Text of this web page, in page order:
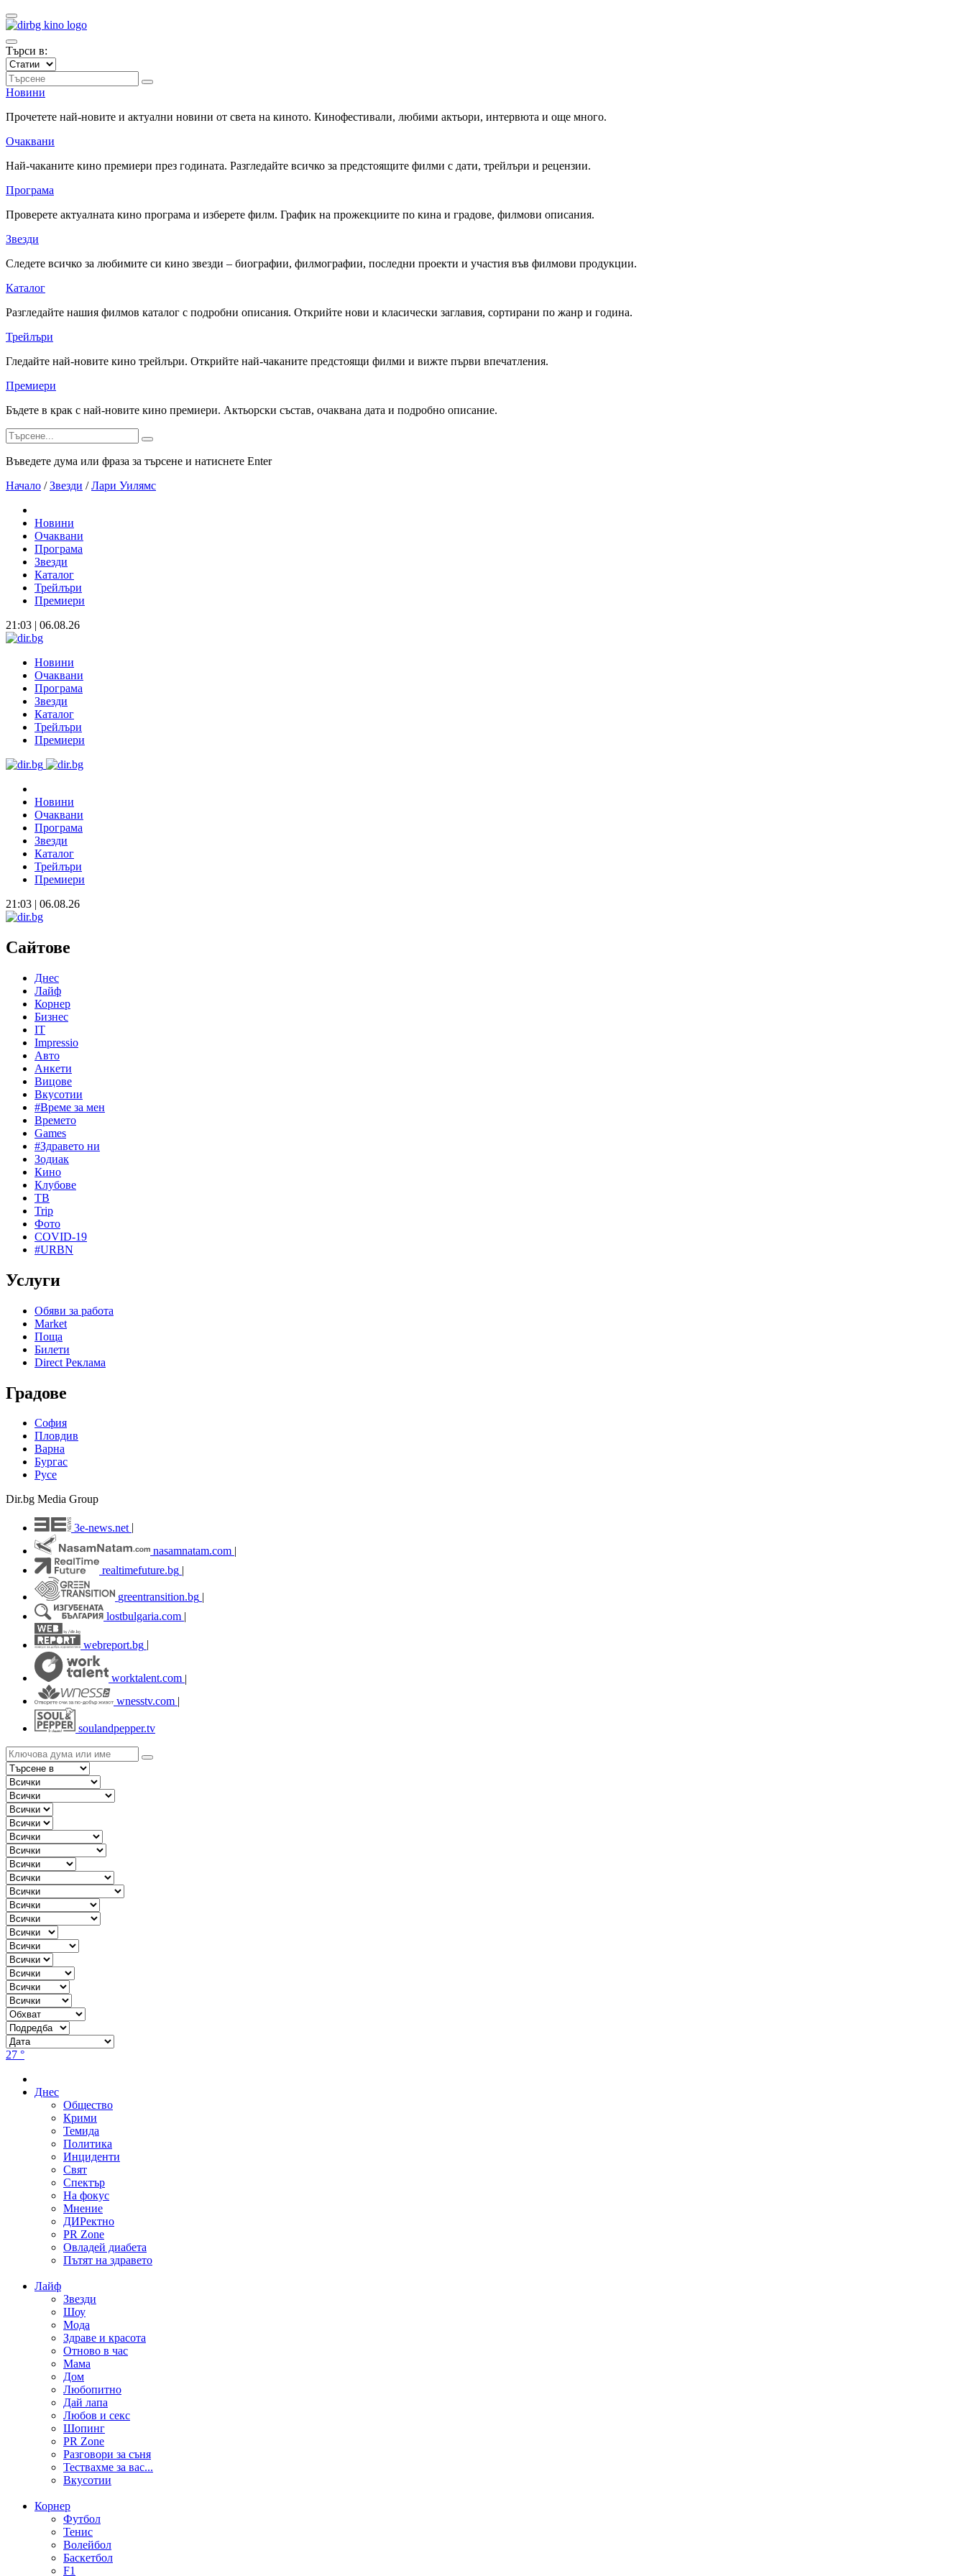
Търси в:
Новини
Прочетете най-новите и актуални новини от света на киното. Кинофестивали, любими актьори, интервюта и още много.
Очаквани
Най-чаканите кино премиери през годината. Разгледайте всичко за предстоящите филми с дати, трейлъри и рецензии.
Програма
Проверете актуалната кино програма и изберете филм. График на прожекциите по кина и градове, филмови описания.
Звезди
Следете всичко за любимите си кино звезди – биографии, филмографии, последни проекти и участия във филмови продукции.
Каталог
Разгледайте нашия филмов каталог с подробни описания. Открийте нови и класически заглавия, сортирани по жанр и година.
Трейлъри
Гледайте най-новите кино трейлъри. Открийте най-чаканите предстоящи филми и вижте първи впечатления.
Премиери
Бъдете в крак с най-новите кино премиери. Актьорски състав, очаквана дата и подробно описание.
Въведете дума или фраза за търсене и натиснете Enter
Начало / Звезди / Лари Уилямс
Новини
Очаквани
Програма
Звезди
Каталог
Трейлъри
Премиери
21:03 | 06.08.26
Новини
Очаквани
Програма
Звезди
Каталог
Трейлъри
Премиери
Новини
Очаквани
Програма
Звезди
Каталог
Трейлъри
Премиери
21:03 | 06.08.26
Сайтове
Днес
Лайф
Корнер
Бизнес
IT
Impressio
Авто
Анкети
Вицове
Вкусотии
#Време за мен
Времето
Games
#Здравето ни
Зодиак
Кино
Клубове
ТВ
Trip
Фото
COVID-19
#URBN
Услуги
Обяви за работа
Market
Поща
Билети
Direct Реклама
Градове
София
Пловдив
Варна
Бургас
Русе
Dir.bg Media Group
3e-news.net
nasamnatam.com |
realtimefuture.bg |
greentransition.bg |
lostbulgaria.com |
webreport.bg
worktalent.com |
wnesstv.com |
soulandpepper.tv
27 °
Днес
Общество
Крими
Темида
Политика
Инциденти
Свят
Спектър
На фокус
Мнение
ДИРектно
PR Zone
Овладей диабета
Пътят на здравето
Лайф
Звезди
Шоу
Мода
Здраве и красота
Отново в час
Мама
Дом
Любопитно
Дай лапа
Любов и секс
Шопинг
PR Zone
Разговори за съня
Тествахме за вас...
Вкусотии
Корнер
Футбол
Тенис
Волейбол
Баскетбол
F1